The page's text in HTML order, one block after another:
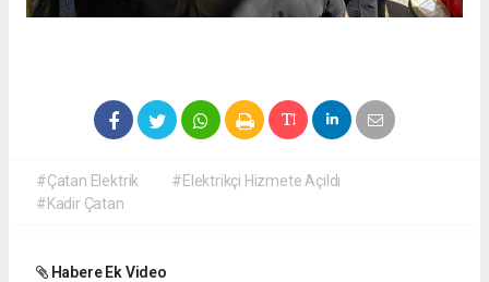
#Çatan Elektrik
#Elektrikçi Hizmete Açıldı
#Kadir Çatan
Habere Ek Video